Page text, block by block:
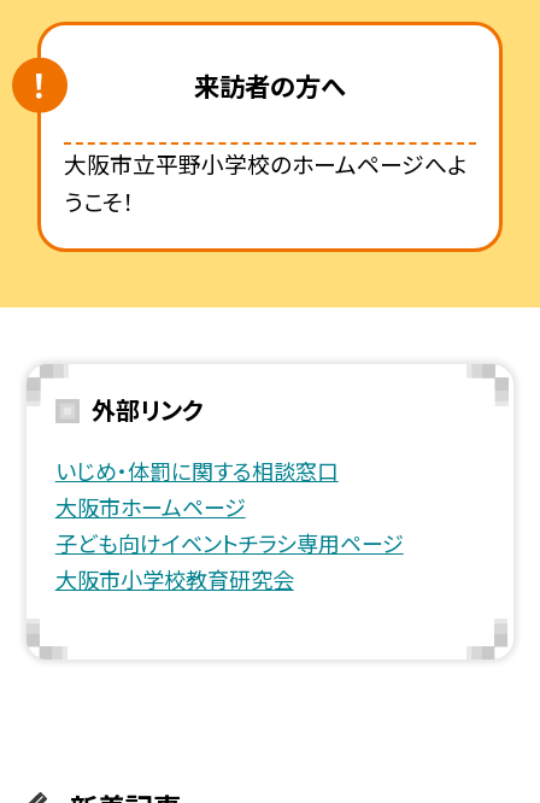
来訪者の方へ
大阪市立平野小学校のホームページへよ
うこそ！
外部リンク
いじめ・体罰に関する相談窓口
大阪市ホームページ
子ども向けイベントチラシ専用ページ
大阪市小学校教育研究会